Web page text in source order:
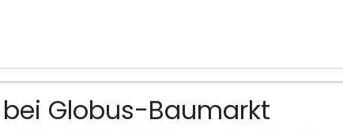
Globus-Baumarkt